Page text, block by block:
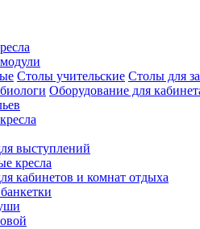
Столы учительские Столы для
Оборудование для
выступлений
кресла
кабинетов и комнат отдыха